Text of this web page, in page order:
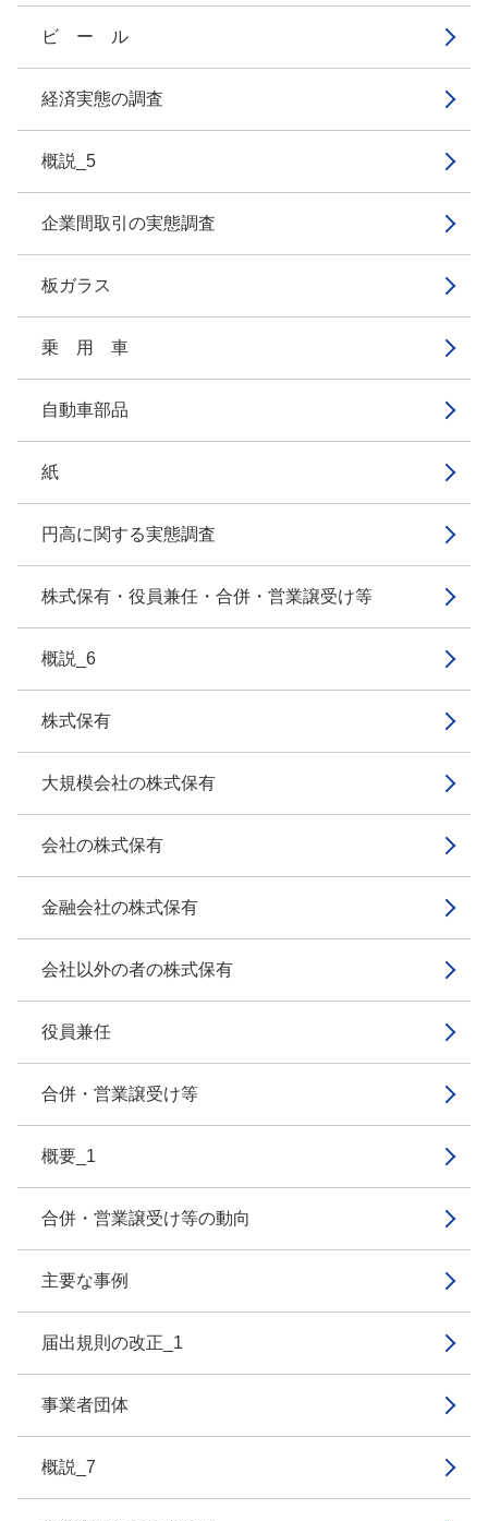
ビ ー ル
経済実態の調査
概説_5
企業間取引の実態調査
板ガラス
乗 用 車
自動車部品
紙
円高に関する実態調査
株式保有・役員兼任・合併・営業譲受け等
概説_6
株式保有
大規模会社の株式保有
会社の株式保有
金融会社の株式保有
会社以外の者の株式保有
役員兼任
合併・営業譲受け等
概要_1
合併・営業譲受け等の動向
主要な事例
届出規則の改正_1
事業者団体
概説_7